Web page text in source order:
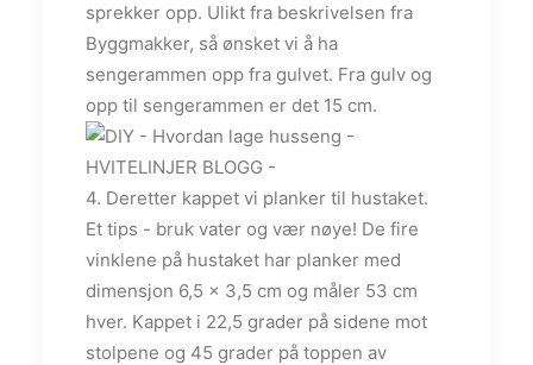
sprekker opp. Ulikt fra beskrivelsen fra
Byggmakker, så ønsket vi å ha
sengerammen opp fra gulvet. Fra gulv og
opp til sengerammen er det 15 cm.
4. Deretter kappet vi planker til hustaket.
Et tips - bruk vater og vær nøye! De fire
vinklene på hustaket har planker med
dimensjon 6,5 x 3,5 cm og måler 53 cm
hver. Kappet i 22,5 grader på sidene mot
stolpene og 45 grader på toppen av